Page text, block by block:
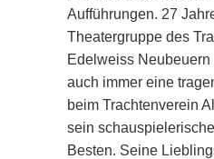
Aufführungen. 27
Theatergruppe des
Edelweiss
auch immer eine
beim Trachtenverein
sein
Besten. Seine